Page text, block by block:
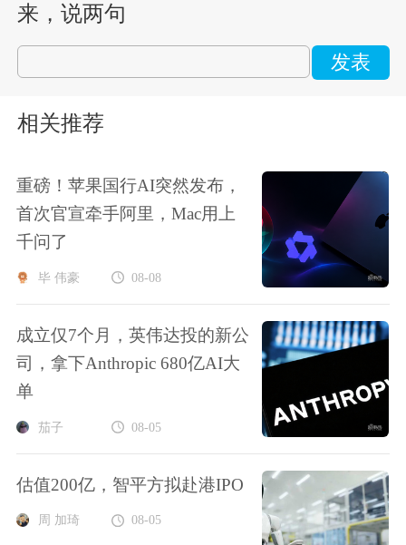
来，说两句
发表
相关推荐
重磅！苹果国行AI突然发布，
首次官宣牵手阿里，Mac用上
千问了
毕 伟豪 08-08
成立仅7个月，英伟达投的新公
司，拿下Anthropic 680亿AI大
单
茄子 08-05
估值200亿，智平方拟赴港IPO
周 加琦 08-05